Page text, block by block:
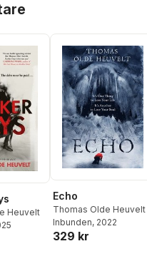
Heuvelt
Echo
Thomas Olde Heuvelt
Inbunden, 2022
329 kr